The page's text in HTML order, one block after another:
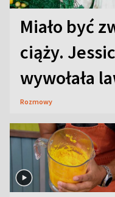
Miało być
ciąży.
wywołała
Rozmowy